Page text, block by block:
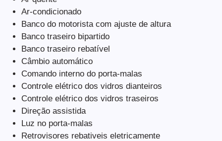
Ar-condicionado
Banco do motorista com ajuste de altura
Banco traseiro bipartido
Banco traseiro rebatível
Câmbio automático
Comando interno do porta-malas
Controle elétrico dos vidros dianteiros
Controle elétrico dos vidros traseiros
Direção assistida
Luz no porta-malas
Retrovisores rebativeis eletricamente